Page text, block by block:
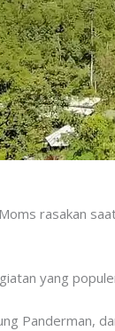
rasakan
yang
Panderman,